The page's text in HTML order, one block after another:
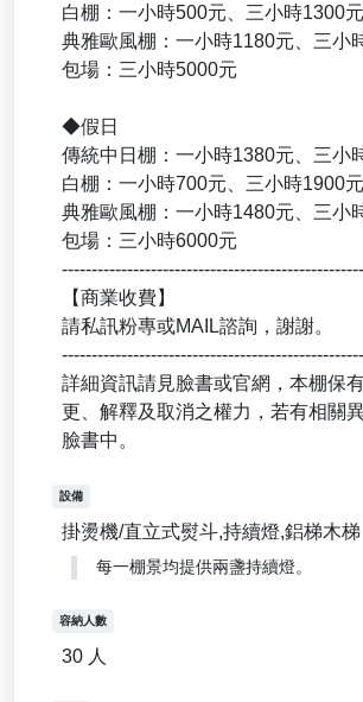
白棚：一小時500元、三小時1300元
典雅歐風棚：一小時1180元、三小
包場：三小時5000元
◆假日
傳統中日棚：一小時1380元、三小
白棚：一小時700元、三小時1900元
典雅歐風棚：一小時1480元、三小
包場：三小時6000元
---------------------------------------------------
【商業收費】
請私訊粉專或MAIL諮詢，謝謝。
---------------------------------------------------
詳細資訊請見臉書或官網，本棚保
更、解釋及取消之權力，若有相關
臉書中。
設備
掛燙機/直立式熨斗,持續燈,鋁梯木梯
每一棚景均提供兩盞持續燈。
容納人數
30 人